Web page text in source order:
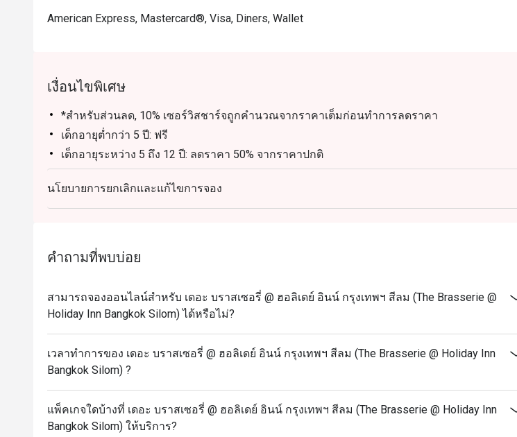
สะโพกไก่หมักเครื่องเทศสไตล์ลาติน
รสชาติแนะนำ (เนื้อสไตล์ครีโอล, ไก่และพริกอาฮีอามาริโย, ผักโขมและชีส)
-วันพฤหัสบดี
แฮมอบน้ำผึ้ง
สเตชั่นพาสต้าและพิซซ่า
สเต๊กเนื้อวากิว
อาหารอินเดียต้นตำรับ
ซี่โครงหมูสไตล์จีน
-วันอาทิตย์
American Express, Mastercard®, Visa, Diners, Wallet
เงื่อนไขพิเศษ
*สำหรับส่วนลด, 10% เซอร์วิสชาร์จถูกคำนวณจากราคาเต็มก่อนทำการลดราคา
เด็กอายุต่ำกว่า 5 ปี: ฟรี
เด็กอายุระหว่าง 5 ถึง 12 ปี: ลดราคา 50% จากราคาปกติ
เด็กอายุ 13 ปีขึ้นไป: ถือเป็นผู้ใหญ่และจะต้องจ่ายในราคาผู้ใหญ่
สิทธิพิเศษสำหรับเจ้าของวันเกิด: รับฟรี! เค้กวันเกิด เมื่อมาฉลองวันเกิดที่ร้านของเรา
(เงื่อนไข: กรุณาจองล่วงหน้าอย่างน้อย 24 ชั่วโมง และระบุข้อความ "ฉลองวันเกิด" ในรายละเอียด
The Brasserie เป็นห้องอาหารหลักของโรงแรม Holiday Inn Bangkok Silom ครับ
จุดเด่นคือมี ครัวเปิด (Live Station) ให้เชฟทำอาหารสด ๆ เช่น มุมก๋วยเตี๋ยว พาสต้า ทันดูรี และเทป
ปันยากิ
ถาม: ร้านเปิดกี่โมงบ้างคะ?
ตอบ:
นโยบายการยกเลิกและแก้ไขการจอง
คำถามที่พบบ่อย
สามารถจองออนไลน์สำหรับ เดอะ บราสเซอรี่ @ ฮอลิเดย์ อินน์ กรุงเทพฯ สีลม (The Brasserie @
Holiday Inn Bangkok Silom) ได้หรือไม่?
เวลาทำการของ เดอะ บราสเซอรี่ @ ฮอลิเดย์ อินน์ กรุงเทพฯ สีลม (The Brasserie @ Holiday Inn
Bangkok Silom) ?
แพ็คเกจใดบ้างที่ เดอะ บราสเซอรี่ @ ฮอลิเดย์ อินน์ กรุงเทพฯ สีลม (The Brasserie @ Holiday Inn
Bangkok Silom) ให้บริการ?